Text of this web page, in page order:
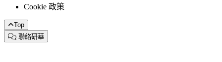
Cookie 政策
Top
聯絡研華